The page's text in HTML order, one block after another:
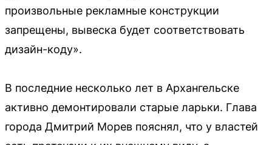
произвольные рекламные конструкции
запрещены, вывеска будет соответствовать
дизайн-коду».
В последние несколько лет в Архангельске
активно демонтировали старые ларьки. Глава
города Дмитрий Морев пояснял, что у властей